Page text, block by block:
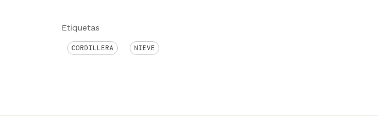
Etiquetas
CORDILLERA NIEVE